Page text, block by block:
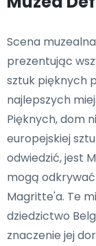
Scena
prezentując
sztuk pięknych
najlepszych
Pięknych, dom
europejskiej
odwiedzić, jest
mogą
Magritte'a. Te
dziedzictwo
znaczenie jej